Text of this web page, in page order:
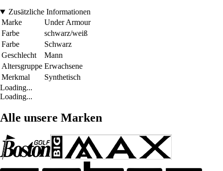
Zusätzliche Informationen
Marke
Under Armour
Farbe
schwarz/weiß
Farbe
Schwarz
Geschlecht
Mann
Altersgruppe Erwachsene
Merkmal
Synthetisch
Loading...
Loading...
Alle unsere Marken